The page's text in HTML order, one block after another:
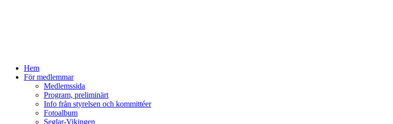
Hem
För medlemmar
Medlemssida
Program, preliminärt
Info från styrelsen och kommittéer
Fotoalbum
Seglar-Vikingen